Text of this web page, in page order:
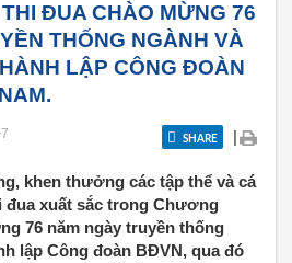
ĐUA CHÀO MỪNG 76
THỐNG NGÀNH VÀ
LẬP CÔNG ĐOÀN
SHARE |
khen thưởng các tập thể và cá
đua xuất sắc trong Chương
76 năm ngày truyền thống
lập Công đoàn BĐVN, qua đó